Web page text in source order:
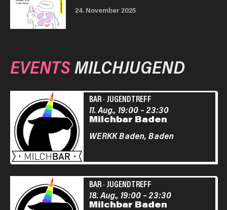
24. November 2025
EVENTSMILCHJUGEND
BAR· JUGENDTREFF
Milchbar Baden
11. Aug., 19:00–23:30
WERKK Baden, Baden
BAR· JUGENDTREFF
Milchbar Baden
18. Aug., 19:00–23:30